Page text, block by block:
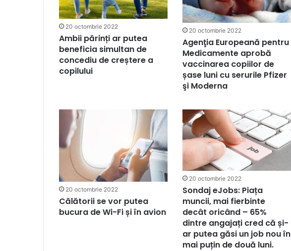
20 octombrie 2022
Ambii părinți ar putea
beneficia simultan de
concediu de creștere a
copilului
20 octombrie 2022
Agenţia Europeană pentru
Medicamente aprobă
vaccinarea copiilor de
șase luni cu serurile Pfizer
şi Moderna
20 octombrie 2022
Călătorii se vor putea
bucura de Wi-Fi și în avion
20 octombrie 2022
Sondaj eJobs: Piața
muncii, mai fierbinte
decât oricând – 65%
dintre angajați cred că și-
ar putea găsi un job nou în
mai puțin de două luni.